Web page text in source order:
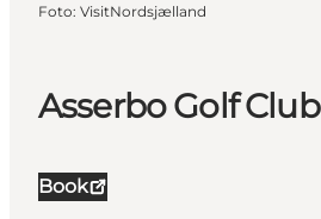
Asserbo Golf Club
Book
Foto: VisitNordsjælland